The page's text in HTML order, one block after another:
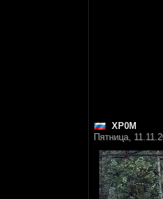
XP0M
Пятница,